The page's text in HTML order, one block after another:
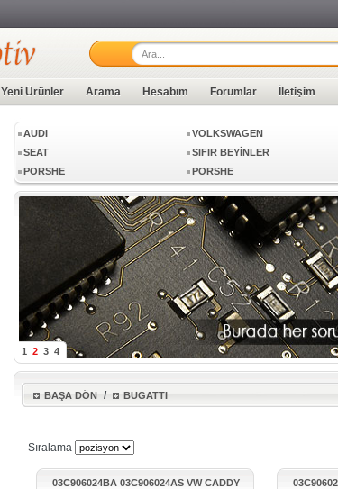
Yeni Ürünler Arama Hesabım Forumlar İletişim
AUDI VOLKSWAGEN
SEAT
SIFIR BEYİNLER
PORSHE
PORSHE
LAMBORGHINI
BUGATTI
VOLKSWAGEN
SIFIR BEYİNLER
PORSHE
PORSHE
1 2 3 4
BAŞA DÖN / BUGATTI
Sıralama
03C906024BA 03C906024AS VW CADDY